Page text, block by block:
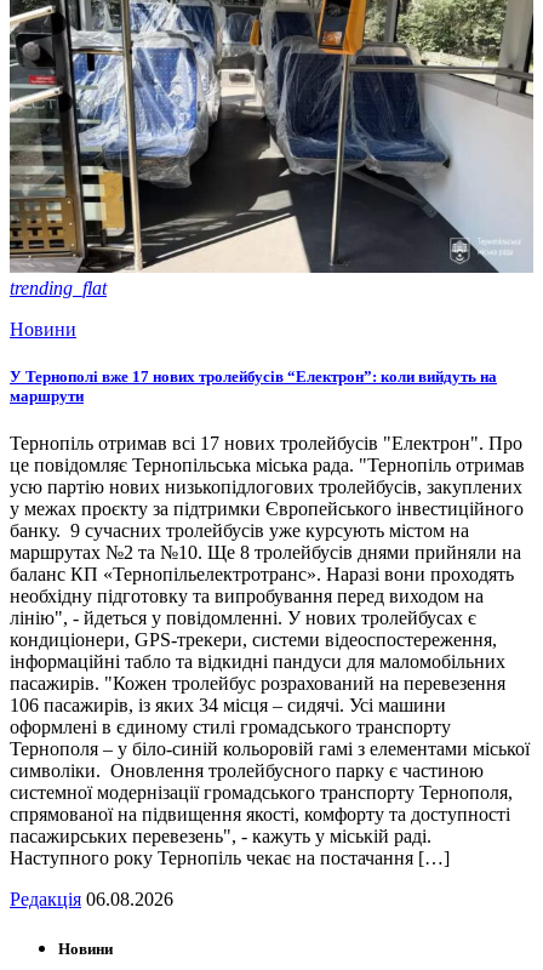
trending_flat
Новини
У Тернополі вже 17 нових тролейбусів “Електрон”: коли вийдуть на
маршрути
Тернопіль отримав всі 17 нових тролейбусів "Електрон". Про
це повідомляє Тернопільська міська рада. "Тернопіль отримав
усю партію нових низькопідлогових тролейбусів, закуплених
у межах проєкту за підтримки Європейського інвестиційного
банку. 9 сучасних тролейбусів уже курсують містом на
маршрутах №2 та №10. Ще 8 тролейбусів днями прийняли на
баланс КП «Тернопільелектротранс». Наразі вони проходять
необхідну підготовку та випробування перед виходом на
лінію", - йдеться у повідомленні. У нових тролейбусах є
кондиціонери, GPS-трекери, системи відеоспостереження,
інформаційні табло та відкидні пандуси для маломобільних
пасажирів. "Кожен тролейбус розрахований на перевезення
106 пасажирів, із яких 34 місця – сидячі. Усі машини
оформлені в єдиному стилі громадського транспорту
Тернополя – у біло-синій кольоровій гамі з елементами міської
символіки. Оновлення тролейбусного парку є частиною
системної модернізації громадського транспорту Тернополя,
спрямованої на підвищення якості, комфорту та доступності
пасажирських перевезень", - кажуть у міській раді.
Наступного року Тернопіль чекає на постачання […]
Редакція 06.08.2026
Новини